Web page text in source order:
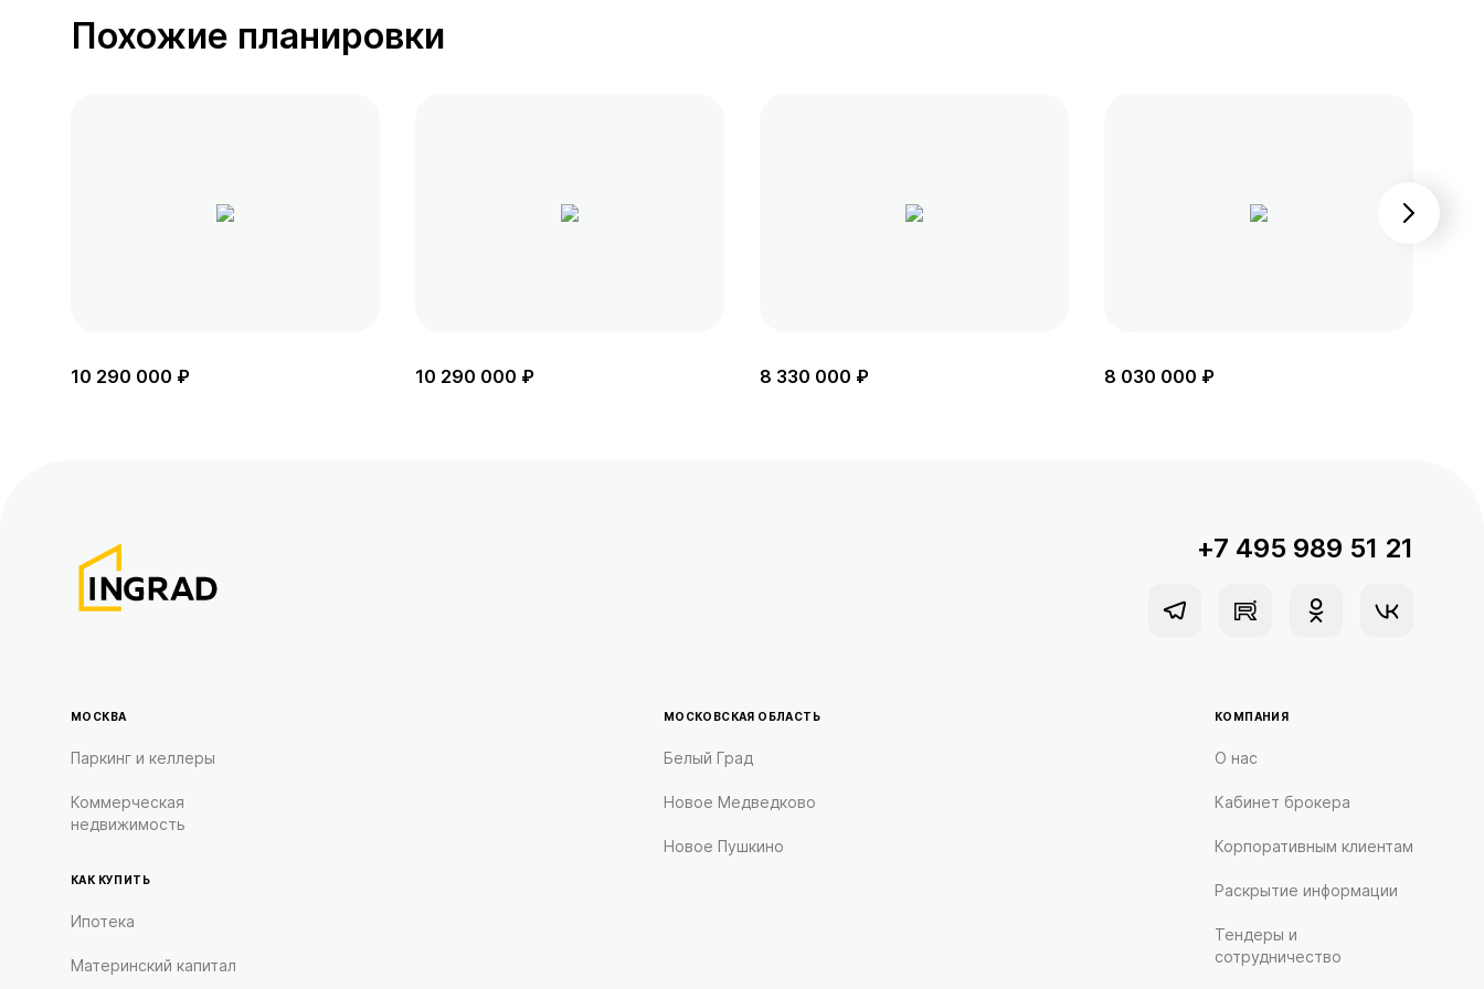
Похожие планировки
10 290 000 ₽ 10 290 000 ₽ 8 330 000 ₽ 8 030 000 ₽
+7 495 989 51 21
МОСКВА
Паркинг и келлеры
Коммерческая
недвижимость
КАК КУПИТЬ
Ипотека
Материнский капитал
МОСКОВСКАЯ ОБЛАСТЬ
Белый Град
Новое Медведково
Новое Пушкино
КОМПАНИЯ
О нас
Кабинет брокера
Корпоративным клиентам
Раскрытие информации
Тендеры и
сотрудничество